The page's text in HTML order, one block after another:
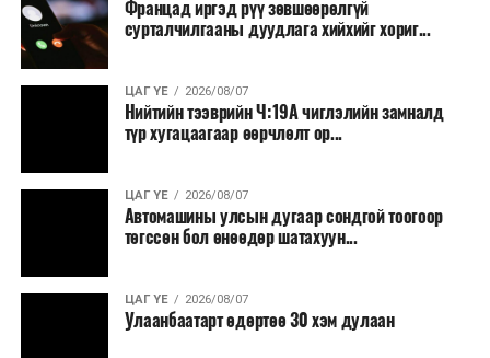
Францад иргэд рүү зөвшөөрөлгүй
сурталчилгааны дуудлага хийхийг хориг...
ЦАГ ҮЕ 2026/08/07
Нийтийн тээврийн Ч:19А чиглэлийн замналд
түр хугацаагаар өөрчлөлт ор...
ЦАГ ҮЕ 2026/08/07
Автомашины улсын дугаар сондгой тоогоор
төгссөн бол өнөөдөр шатахуун...
ЦАГ ҮЕ 2026/08/07
Улаанбаатарт өдөртөө 30 хэм дулаан